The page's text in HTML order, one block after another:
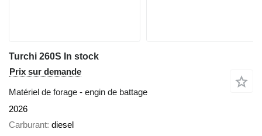
Turchi 260S In stock
Prix sur demande
Matériel de forage - engin de battage
2026
Carburant diesel